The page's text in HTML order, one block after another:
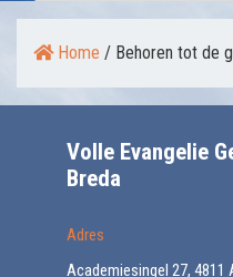
Home / Behoren tot de
Volle Evangelie
Breda
Adres
Academiesingel 27, 4811